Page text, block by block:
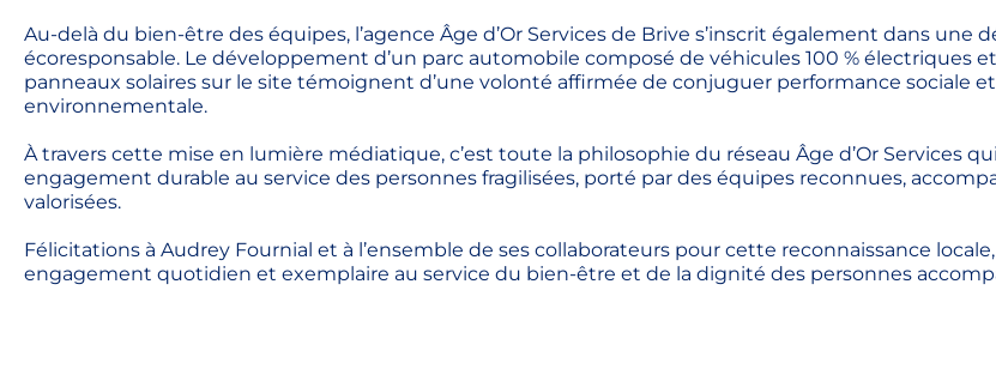
Au-delà du bien-être des équipes, l’agence Âge d’Or Services de Brive s’inscrit également dans une
écoresponsable. Le développement d’un parc automobile composé de véhicules 100 % électriques
panneaux solaires sur le site témoignent d’une volonté affirmée de conjuguer performance sociale
environnementale.
À travers cette mise en lumière médiatique, c’est toute la philosophie du réseau Âge d’Or Services
engagement durable au service des personnes fragilisées, porté par des équipes reconnues,
valorisées.
Félicitations à Audrey Fournial et à l’ensemble de ses collaborateurs pour cette reconnaissance
engagement quotidien et exemplaire au service du bien-être et de la dignité des personnes